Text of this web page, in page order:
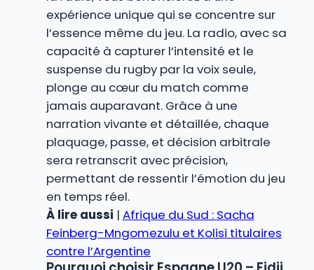
expérience unique qui se concentre sur
l’essence même du jeu. La radio, avec sa
capacité à capturer l’intensité et le
suspense du rugby par la voix seule,
plonge au cœur du match comme
jamais auparavant. Grâce à une
narration vivante et détaillée, chaque
plaquage, passe, et décision arbitrale
sera retranscrit avec précision,
permettant de ressentir l’émotion du jeu
en temps réel.
À lire aussi | Afrique du Sud : Sacha
Feinberg-Mngomezulu et Kolisi titulaires
contre l’Argentine